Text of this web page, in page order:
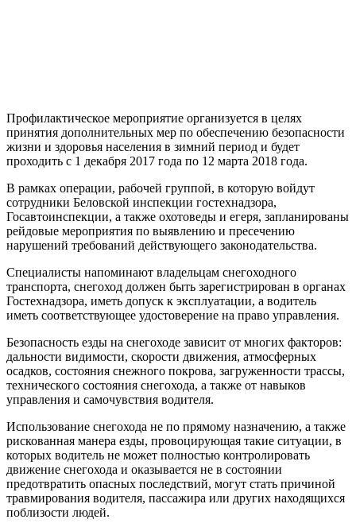
Профилактическое мероприятие организуется в целях
принятия дополнительных мер по обеспечению безопасности
жизни и здоровья населения в зимний период и будет
проходить с 1 декабря 2017 года по 12 марта 2018 года.
В рамках операции, рабочей группой, в которую войдут
сотрудники Беловской инспекции гостехнадзора,
Госавтоинспекции, а также охотоведы и егеря, запланированы
рейдовые мероприятия по выявлению и пресечению
нарушений требований действующего законодательства.
Специалисты напоминают владельцам снегоходного
транспорта, снегоход должен быть зарегистрирован в органах
Гостехнадзора, иметь допуск к эксплуатации, а водитель
иметь соответствующее удостоверение на право управления.
Безопасность езды на снегоходе зависит от многих факторов:
дальности видимости, скорости движения, атмосферных
осадков, состояния снежного покрова, загруженности трассы,
технического состояния снегохода, а также от навыков
управления и самочувствия водителя.
Использование снегохода не по прямому назначению, а также
рискованная манера езды, провоцирующая такие ситуации, в
которых водитель не может полностью контролировать
движение снегохода и оказывается не в состоянии
предотвратить опасных последствий, могут стать причиной
травмирования водителя, пассажира или других находящихся
поблизости людей.